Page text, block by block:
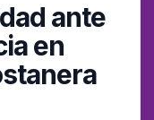
ante
en